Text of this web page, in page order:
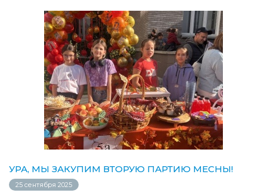
УРА, МЫ ЗАКУПИМ ВТОРУЮ ПАРТИЮ МЕСНЫ!
25 сентября 2025